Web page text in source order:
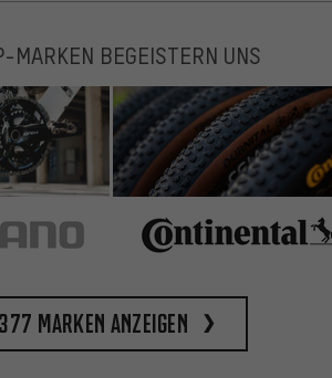
MARKEN BEGEISTERN UNS
Marken anzeigen